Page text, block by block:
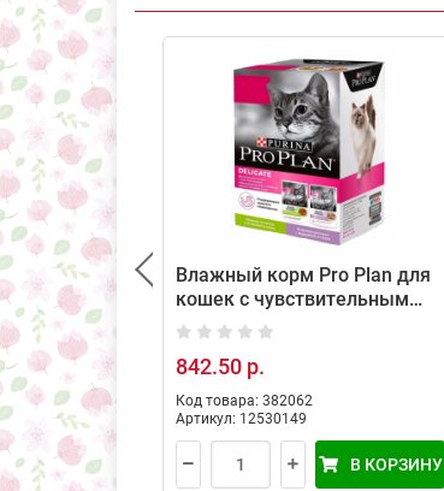
Влажный корм Pro Plan для
кошек с чувствительным
пищеварением с индейкой и
842.50 р.
Код товара: 382062
Артикул: 12530149
В КОРЗИНУ